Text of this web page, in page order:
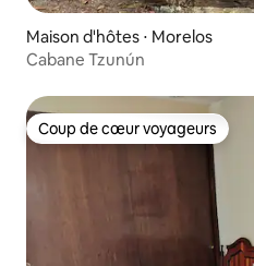
Maison d'hôtes ⋅ Morelos
Cabane Tzunún
Coup de cœur voyageurs
Coup de cœur voyageurs